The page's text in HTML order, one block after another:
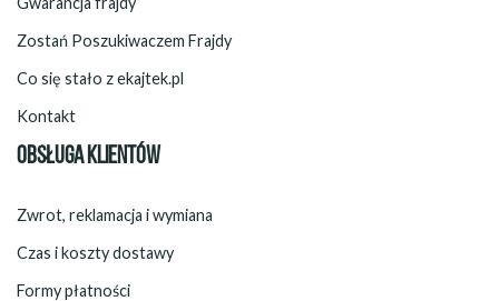
Zostań Poszukiwaczem Frajdy
Co się stało z ekajtek.pl
Kontakt
OBSŁUGA KLIENTÓW
Zwrot, reklamacja i wymiana
Czas i koszty dostawy
Formy płatności